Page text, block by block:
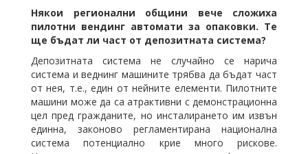
Някои регионални общини вече сложиха
пилотни вендинг автомати за опаковки. Те
ще бъдат ли част от депозитната система?
Депозитната система не случайно се нарича
система и веднинг машините трябва да бъдат част
от нея, т.е., един от нейните елементи. Пилотните
машини може да са атрактивни с демонстрационна
цел пред гражданите, но инсталирането им извън
единна, законово регламентирана национална
система потенциално крие много рискове.